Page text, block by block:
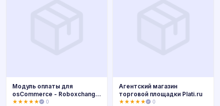
Модуль оплаты для
osCommerce - Roboxchange
(WebMoney, E
★★★★★ 0
Aгентский магазин
торговой площадки Plati.ru
★★★★★ 0